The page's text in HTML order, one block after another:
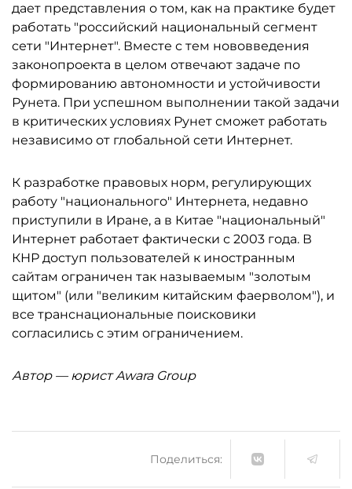
дает представления о том, как на практике будет
работать "российский национальный сегмент
сети "Интернет". Вместе с тем нововведения
законопроекта в целом отвечают задаче по
формированию автономности и устойчивости
Рунета. При успешном выполнении такой задачи
в критических условиях Рунет сможет работать
независимо от глобальной сети Интернет.
К разработке правовых норм, регулирующих
работу "национального" Интернета, недавно
приступили в Иране, а в Китае "национальный"
Интернет работает фактически с 2003 года. В
КНР доступ пользователей к иностранным
сайтам ограничен так называемым "золотым
щитом" (или "великим китайским фаерволом"), и
все транснациональные поисковики
согласились с этим ограничением.
Автор — юрист Awara Group
Поделиться: